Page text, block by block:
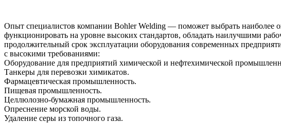
Опыт специалистов компании Bohler Welding — поможет выбрать
функционировать на уровне высоких стандартов, обладать наилучшими
продолжительный срок эксплуатации оборудования современных
с высокими требованиями:
Оборудование для предприятий химической и нефтехимической
Танкеры для перевозки химикатов.
Фармацевтическая промышленность.
Пищевая промышленность.
Целлюлозно-бумажная промышленность.
Опреснение морской воды.
Удаление серы из топочного газа.